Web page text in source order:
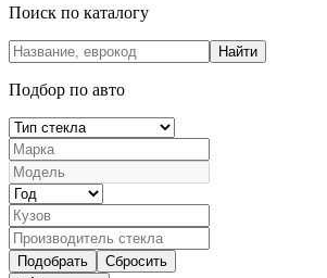
Поиск по каталогу
Найти
Подбор по авто
Подобрать Сбросить